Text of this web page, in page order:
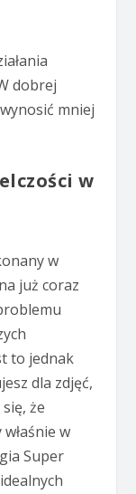
dobrej
mniej
w
w
już coraz
to jednak
dla zdjęć,
że
w
Super